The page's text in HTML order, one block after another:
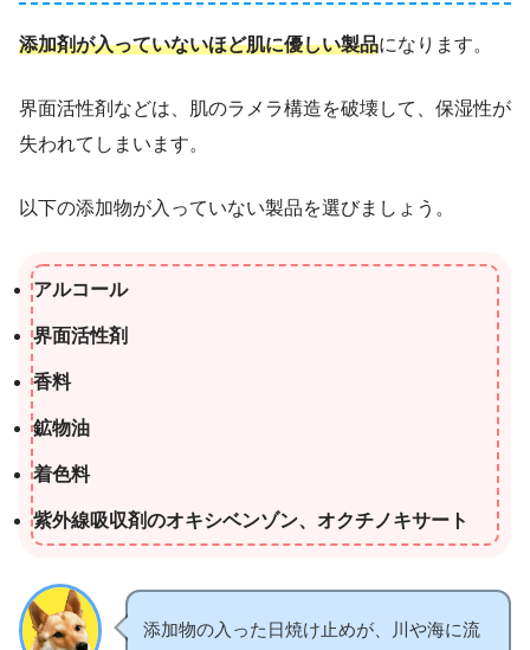
添加剤が入っていないほど肌に優しい製品になります。
界面活性剤などは、肌のラメラ構造を破壊して、保湿性が
失われてしまいます。
以下の添加物が入っていない製品を選びましょう。
アルコール
界面活性剤
香料
鉱物油
着色料
紫外線吸収剤のオキシベンゾン、オクチノキサート
添加物の入った日焼け止めが、川や海に流